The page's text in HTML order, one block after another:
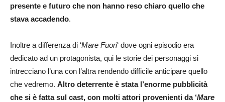
presente e futuro che non hanno reso chiaro quello che
stava accadendo.
Inoltre a differenza di ‘Mare Fuori‘ dove ogni episodio era
dedicato ad un protagonista, qui le storie dei personaggi si
intrecciano l’una con l’altra rendendo difficile anticipare quello
che vedremo. Altro deterrente è stata l’enorme pubblicità
che si è fatta sul cast, con molti attori provenienti da ‘Mare